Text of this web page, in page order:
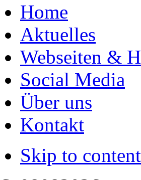
Home
Aktuelles
Webseiten &
Social Media
Über uns
Kontakt
Skip to content